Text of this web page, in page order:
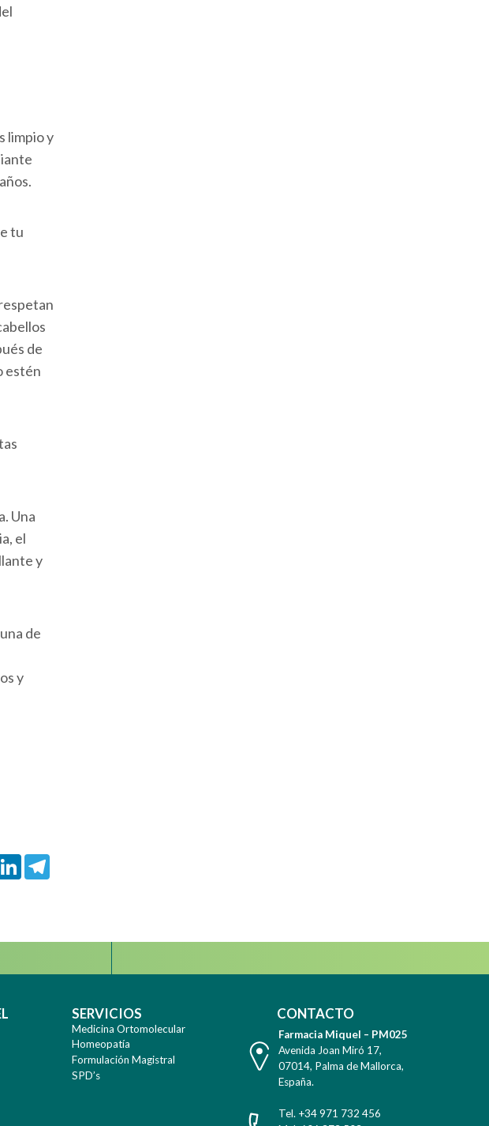
limpio y
tu
de
estén
Una
el
y
de
y
LinkedIn
SERVICIOS
Medicina Ortomolecular
Homeopatía
Formulación Magistral
SPD’s
CONTACTO
Farmacia Miquel – PM025
Dirección
Avenida Joan Miró 17,
07014, Palma de Mallorca,
España.
Teléfono
Tel. +34 971 732 456